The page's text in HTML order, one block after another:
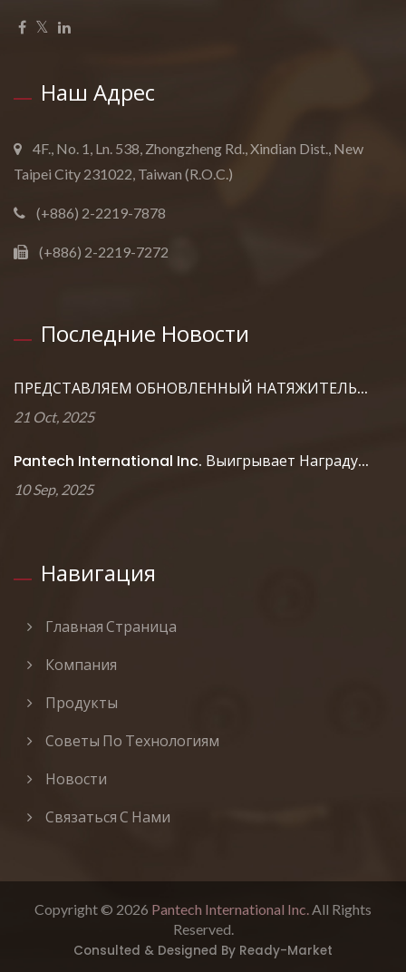
Наш Адрес
4F., No. 1, Ln. 538, Zhongzheng Rd., Xindian Dist., New
Taipei City 231022, Taiwan (R.O.C.)
(+886) 2-2219-7878
(+886) 2-2219-7272
Последние Новости
ПРЕДСТАВЛЯЕМ ОБНОВЛЕННЫЙ НАТЯЖИТЕЛЬ...
21 Oct, 2025
Pantech International Inc. Выигрывает Награду...
10 Sep, 2025
Навигация
Главная Страница
Компания
Продукты
Советы По Технологиям
Новости
Связаться С Нами
Copyright © 2026 Pantech International Inc.All Rights
Reserved.
Consulted & Designed By Ready-Market